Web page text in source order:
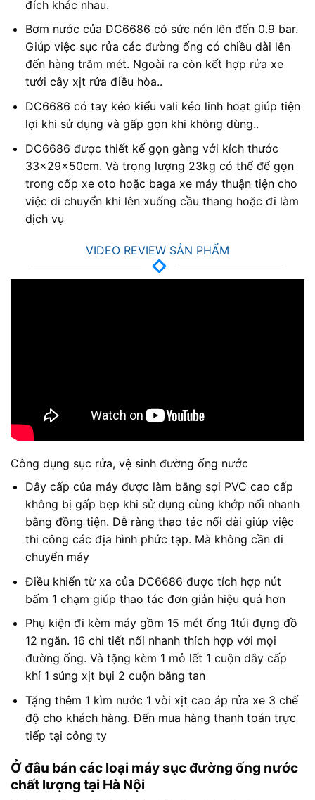
đích khác nhau.
Bơm nước của DC6686 có sức nén lên đến 0.9 bar.
Giúp việc sục rửa các đường ống có chiều dài lên
đến hàng trăm mét. Ngoài ra còn kết hợp rửa xe
tưới cây xịt rửa điều hòa..
DC6686 có tay kéo kiểu vali kéo linh hoạt giúp tiện
lợi khi sử dụng và gấp gọn khi không dùng..
DC6686 được thiết kế gọn gàng với kích thước
33x29x50cm. Và trọng lượng 23kg có thể để gọn
trong cốp xe oto hoặc baga xe máy thuận tiện cho
việc di chuyển khi lên xuống cầu thang hoặc đi làm
dịch vụ
VIDEO REVIEW SẢN PHẨM
Công dụng sục rửa, vệ sinh đường ống nước
Dây cấp của máy được làm bằng sợi PVC cao cấp
không bị gấp bẹp khi sử dụng cùng khớp nối nhanh
bằng đồng tiện. Dễ ràng thao tác nối dài giúp việc
thi công các địa hình phức tạp. Mà không cần di
chuyển máy
Điều khiển từ xa của DC6686 được tích hợp nút
bấm 1 chạm giúp thao tác đơn giản hiệu quả hơn
Phụ kiện đi kèm máy gồm 15 mét ống 1túi đựng đồ
12 ngăn. 16 chi tiết nối nhanh thích hợp với mọi
đường ống. Và tặng kèm 1 mỏ lết 1 cuộn dây cấp
khí 1 súng xịt bụi 2 cuộn băng tan
Tặng thêm 1 kìm nước 1 vòi xịt cao áp rửa xe 3 chế
độ cho khách hàng. Đến mua hàng thanh toán trực
tiếp tại công ty
Ở đâu bán các loại máy sục đường ống nước
chất lượng tại Hà Nội